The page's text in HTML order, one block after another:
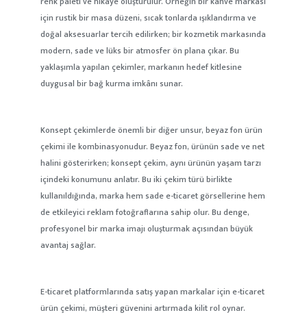
için rustik bir masa düzeni, sıcak tonlarda ışıklandırma ve
doğal aksesuarlar tercih edilirken; bir kozmetik markasında
modern, sade ve lüks bir atmosfer ön plana çıkar. Bu
yaklaşımla yapılan çekimler, markanın hedef kitlesine
duygusal bir bağ kurma imkânı sunar.
Konsept çekimlerde önemli bir diğer unsur, beyaz fon ürün
çekimi ile kombinasyonudur. Beyaz fon, ürünün sade ve net
halini gösterirken; konsept çekim, aynı ürünün yaşam tarzı
içindeki konumunu anlatır. Bu iki çekim türü birlikte
kullanıldığında, marka hem sade e-ticaret görsellerine hem
de etkileyici reklam fotoğraflarına sahip olur. Bu denge,
profesyonel bir marka imajı oluşturmak açısından büyük
avantaj sağlar.
E-ticaret platformlarında satış yapan markalar için e-ticaret
ürün çekimi, müşteri güvenini artırmada kilit rol oynar.